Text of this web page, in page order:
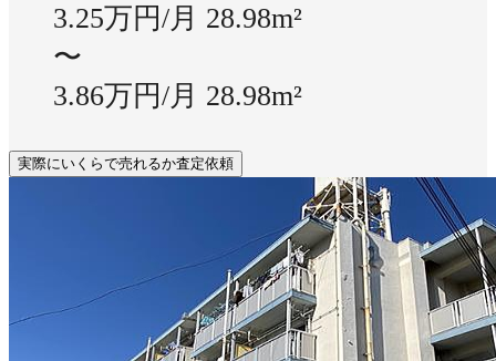
3.25万円/月 28.98m²
〜
3.86万円/月 28.98m²
実際にいくらで売れるか査定依頼